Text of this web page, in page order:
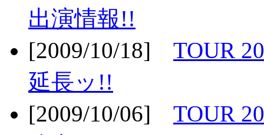
出演情報!!
[2009/10/18] TOUR
延長ッ!!
[2009/10/06] TOUR